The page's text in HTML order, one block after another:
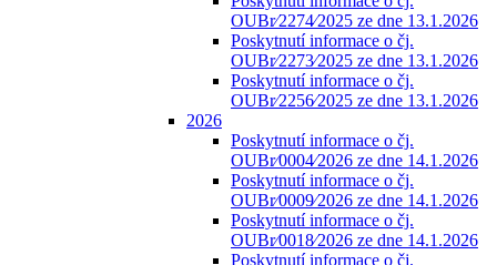
OUBr⁄2274⁄2025 ze dne 13.1.2026
Poskytnutí informace o čj.
OUBr⁄2273⁄2025 ze dne 13.1.2026
Poskytnutí informace o čj.
OUBr⁄2256⁄2025 ze dne 13.1.2026
2026
Poskytnutí informace o čj.
OUBr⁄0004⁄2026 ze dne 14.1.2026
Poskytnutí informace o čj.
OUBr⁄0009⁄2026 ze dne 14.1.2026
Poskytnutí informace o čj.
OUBr⁄0018⁄2026 ze dne 14.1.2026
Poskytnutí informace o čj.